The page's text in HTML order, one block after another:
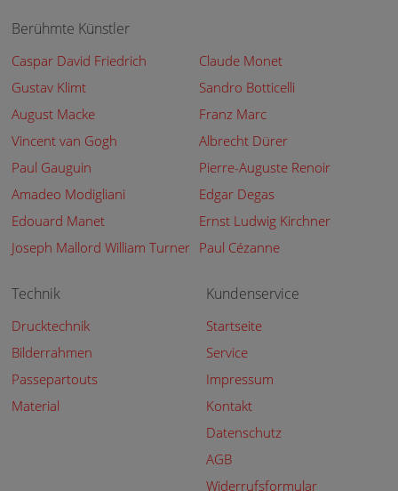
Berühmte Künstler
Caspar David Friedrich
Claude Monet
Gustav Klimt
Sandro Botticelli
August Macke
Franz Marc
Vincent van Gogh
Albrecht Dürer
Paul Gauguin
Pierre-Auguste Renoir
Amadeo Modigliani
Edgar Degas
Edouard Manet
Ernst Ludwig Kirchner
Joseph Mallord William Turner Paul Cézanne
Technik
Drucktechnik
Bilderrahmen
Passepartouts
Material
Kundenservice
Startseite
Service
Impressum
Kontakt
Datenschutz
AGB
Widerrufsformular